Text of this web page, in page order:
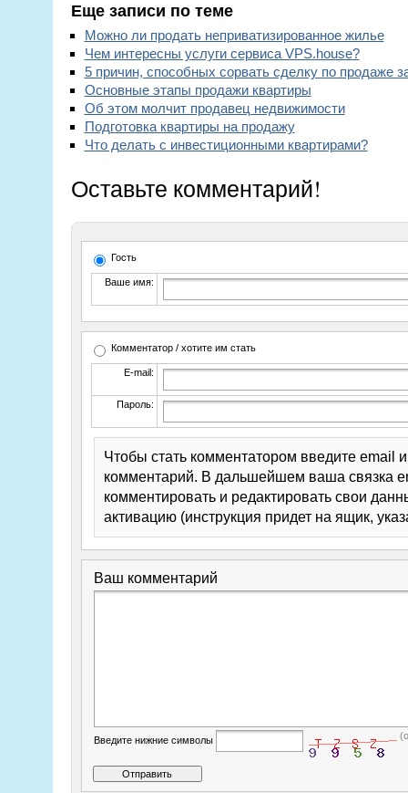
Еще записи по теме
Можно ли продать неприватизированное жилье
Чем интересны услуги сервиса VPS.house?
5 причин, способных сорвать сделку по продаже
Основные этапы продажи квартиры
Об этом молчит продавец недвижимости
Подготовка квартиры на продажу
Что делать с инвестиционными квартирами?
Оставьте комментарий!
Гость
Ваше имя:
Комментатор / хотите им стать
E-mail:
Пароль:
Чтобы стать комментатором введите email
комментарий. В дальшейшем ваша связка
комментировать и редактировать свои
активацию (инструкция придет на ящик,
Ваш комментарий
Введите нижние символы